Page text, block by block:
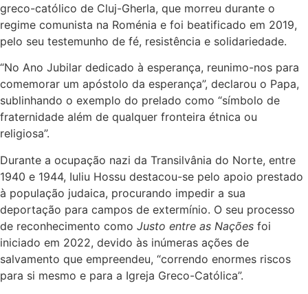
greco-católico de Cluj-Gherla, que morreu durante o
regime comunista na Roménia e foi beatificado em 2019,
pelo seu testemunho de fé, resistência e solidariedade.
“No Ano Jubilar dedicado à esperança, reunimo-nos para
comemorar um apóstolo da esperança”, declarou o Papa,
sublinhando o exemplo do prelado como “símbolo de
fraternidade além de qualquer fronteira étnica ou
religiosa”.
Durante a ocupação nazi da Transilvânia do Norte, entre
1940 e 1944, Iuliu Hossu destacou-se pelo apoio prestado
à população judaica, procurando impedir a sua
deportação para campos de extermínio. O seu processo
de reconhecimento como Justo entre as Nações foi
iniciado em 2022, devido às inúmeras ações de
salvamento que empreendeu, “correndo enormes riscos
para si mesmo e para a Igreja Greco-Católica”.